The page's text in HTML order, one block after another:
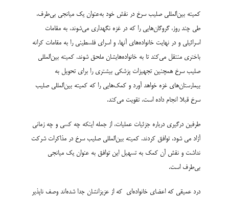
کمیته بین‌المللی صلیب سرخ در نقش خود به‌عنوان یک میانجی بی‌طرف،
طی چند روز، گروگان‌هایی را که در غزه نگهداری می‌شوند، به مقامات
اسرائیلی و در نهایت خانواده‌های آنها، و اسرای فلسطینی را به مقامات کرانه
باختری منتقل می‌کند تا به خانواده‌هایشان ملحق شوند. کمیته بین‌المللی
صلیب سرخ همچنین تجهیزات پزشکی بیشتری را برای تحویل به
بیمارستان‌های غزه خواهد آورد و کمک‌هایی را که کمیته بین‌المللی صلیب
سرخ قبلا انجام داده است، تقویت می‌کند.
طرفین درگیری درباره جزئیات عملیات، از جمله اینکه چه کسی و چه زمانی
آزاد می شود، توافق کردند. کمیته بین‌المللی صلیب سرخ در مذاکرات شرکت
نداشت و نقش آن کمک به تسهیل این توافق به عنوان یک میانجی
بی‌طرف است.
درد عمیقی که اعضای خانواده‌ای که از عزیزانشان جدا شده‌اند وصف ناپذیر